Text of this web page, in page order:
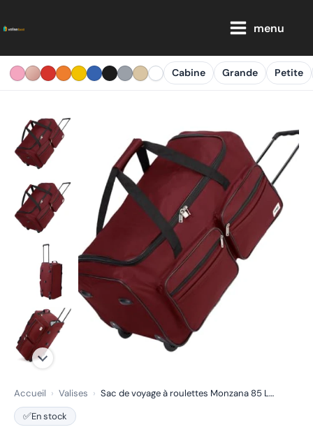
au
menu
Cabine Grande Petite
Accueil › Valises › Sac de voyage à roulettes Monzana 85 L…
✅En stock